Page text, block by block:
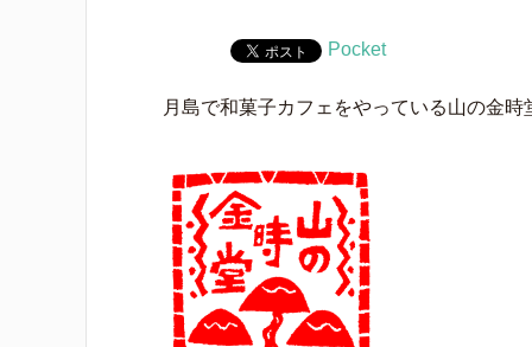
Pocket
月島で和菓子カフェをやっている山の金時